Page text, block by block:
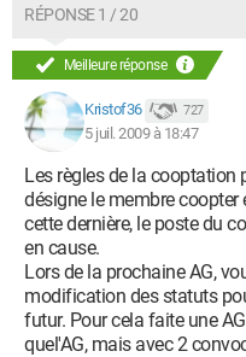
RÉPONSE 1 / 20
Meilleure réponse
Kristof36 727
5 juil. 2009 à 18:47
Les règles de la cooptation
désigne le membre coopter
cette dernière, le poste du
en cause.
Lors de la prochaine AG,
modification des statuts
futur. Pour cela faite une
quel'AG, mais avec 2